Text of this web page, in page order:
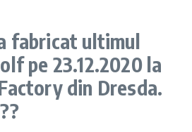
fabricat ultimul
pe 23.12.2020 la
din Dresda.